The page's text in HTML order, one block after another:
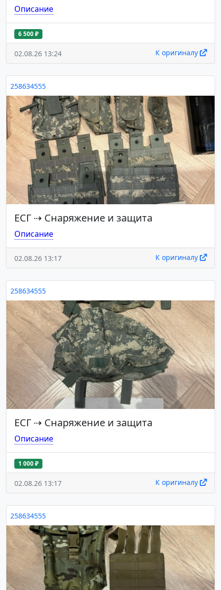
Описание
6 500 ₽
02.08.26 13:24 К оригиналу
258634555
ЕСГ ⇢ Снаряжение и защита
Описание
02.08.26 13:17 К оригиналу
258634555
ЕСГ ⇢ Снаряжение и защита
Описание
1 000 ₽
02.08.26 13:17 К оригиналу
258634555